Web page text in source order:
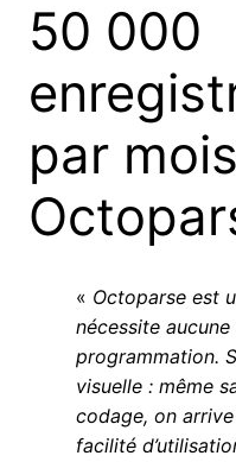
50 000
par
« Octoparse est
nécessite
programmation.
visuelle : même
codage, on arrive
facilité